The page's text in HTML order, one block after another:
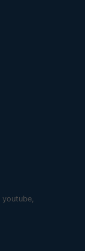
youtube,